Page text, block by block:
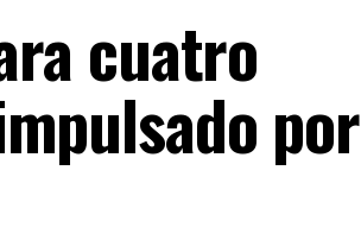
cuatro
por